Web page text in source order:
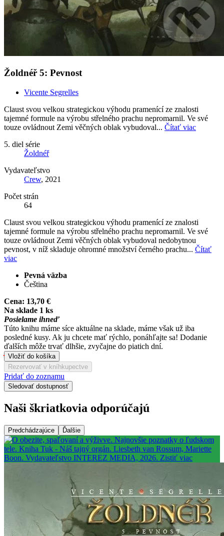
Žoldnéř 5: Pevnost
Vicente Segrelles
Claust svou velkou strategickou výhodu pramenící ze znalosti
tajemné formule na výrobu střelného prachu nepromarnil. Ve své
touze ovládnout Zemi věčných oblak vybudoval... Čítať viac
5. diel série
Žoldnéř
Vydavateľstvo
Crew, 2021
Počet strán
64
Claust svou velkou strategickou výhodu pramenící ze znalosti
tajemné formule na výrobu střelného prachu nepromarnil. Ve své
touze ovládnout Zemi věčných oblak vybudoval nedobytnou
pevnost, v níž skladuje ohromné množství černého prachu... Čítať
viac
Pevná väzba
Čeština
Cena: 13,70 €
Na sklade 1 ks
Posielame ihneď
Túto knihu máme síce aktuálne na sklade, máme však už iba
posledné kusy. Ak ju chcete mať rýchlo, ponáhľajte sa! Dodanie
ďalších môže trvať dlhšie, zvyčajne do piatich dní.
Vložiť do košíka
Rezervovať v kníhkupectve
Pridať do zoznamu
Sledovať dostupnosť
Naši škriatkovia odporúčajú
Predchádzajúce Ďalšie